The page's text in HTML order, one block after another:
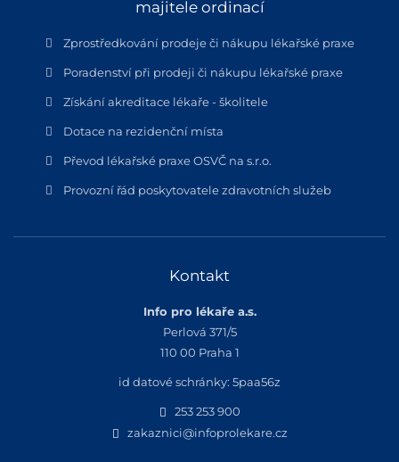
majitele ordinací
Zprostředkování prodeje či nákupu lékařské praxe
Poradenství při prodeji či nákupu lékařské praxe
Získání akreditace lékaře - školitele
Dotace na rezidenční místa
Převod lékařské praxe OSVČ na s.r.o.
Provozní řád poskytovatele zdravotních služeb
Kontakt
Info pro lékaře a.s.
Perlová 371/5
110 00 Praha 1
id datové schránky: 5paa56z
253 253 900
zakaznici@infoprolekare.cz